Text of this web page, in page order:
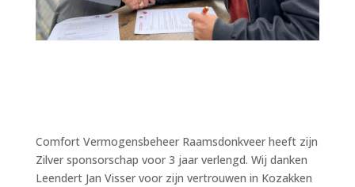
Comfort Vermogensbeheer Raamsdonkveer heeft zijn
Zilver sponsorschap voor 3 jaar verlengd. Wij danken
Leendert Jan Visser voor zijn vertrouwen in Kozakken